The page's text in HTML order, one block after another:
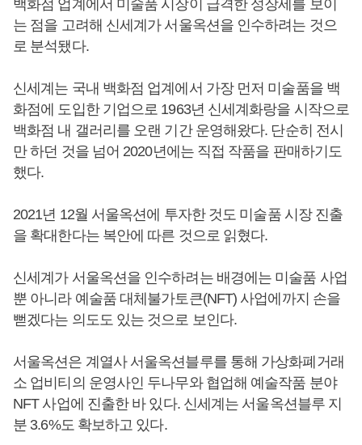
백화점 업계에서 미술품 시장이 급격한 성장세를 보이
는 점을 고려해 신세계가 서울옥션을 인수하려는 것으
로 분석됐다.
신세계는 국내 백화점 업계에서 가장 먼저 미술품을 백
화점에 도입한 기업으로 1963년 신세계화랑을 시작으로
백화점 내 갤러리를 오랜 기간 운영해왔다. 단순히 전시
만 하던 것을 넘어 2020년에는 직접 작품을 판매하기도
했다.
2021년 12월 서울옥션에 투자한 것도 미술품 시장 진출
을 확대한다는 복안에 따른 것으로 읽혔다.
신세계가 서울옥션을 인수하려는 배경에는 미술품 사업
뿐 아니라 예술품 대체불가토큰(NFT) 사업에까지 손을
뻗겠다는 의도도 있는 것으로 보인다.
서울옥션은 계열사 서울옥션블루를 통해 가상화폐거래
소 업비티의 운영사인 두나무와 협업해 예술작품 분야
NFT 사업에 진출한 바 있다. 신세계는 서울옥션블루 지
분 3.6%도 확보하고 있다.